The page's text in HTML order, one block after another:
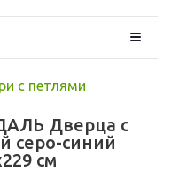
с петлями
Дверца с
серо-синий
см